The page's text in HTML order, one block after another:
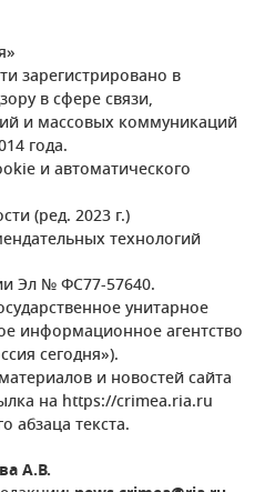
зарегистрировано в
в сфере связи,
и массовых коммуникаций
года.
и автоматического
(ред. 2023 г.)
технологий
Эл № ФС77-57640.
унитарное
информационное агентство
сегодня»).
и новостей сайта
на https://crimea.ria.ru
абзаца текста.
А.В.